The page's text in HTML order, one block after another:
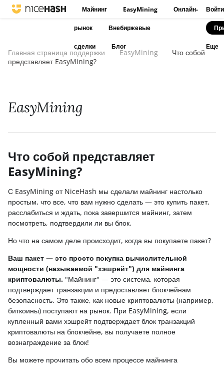
Майнинг EasyMining Онлайн-
рынок Внебиржевые
сделки Блог
Войти
Еще
Главная страница поддержки EasyMining
Что собой
представляет EasyMining?
EasyMining
Что собой представляет
EasyMining?
С EasyMining от NiceHash мы сделали майнинг настолько
простым, что все, что вам нужно сделать — это купить пакет,
расслабиться и ждать, пока завершится майнинг, затем
посмотреть, подтвердили ли вы блок.
Но что на самом деле происходит, когда вы покупаете пакет?
Ваш пакет — это просто покупка вычислительной
мощности (называемой "хэшрейт") для майнинга
криптовалюты. "Майнинг" — это система, которая
подтверждает транзакции и предоставляет блокчейнам
безопасность. Это также, как новые криптовалюты (например,
биткоины) поступают на рынок. При EasyMining, если
купленный вами хэшрейт подтверждает блок транзакций
криптовалюты на блокчейне, вы получаете полное
вознаграждение за блок!
Вы можете прочитать обо всем процессе майнинга